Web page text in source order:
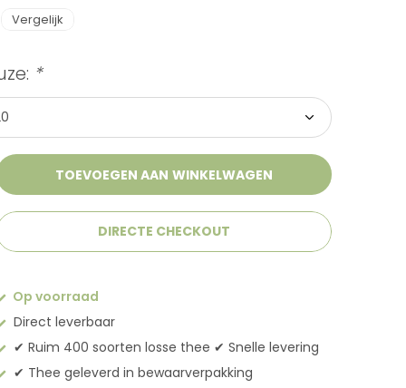
Vergelijk
*
TOEVOEGEN AAN WINKELWAGEN
DIRECTE CHECKOUT
Op voorraad
Direct leverbaar
✔︎ Ruim 400 soorten losse thee ✔︎ Snelle levering
✔︎ Thee geleverd in bewaarverpakking